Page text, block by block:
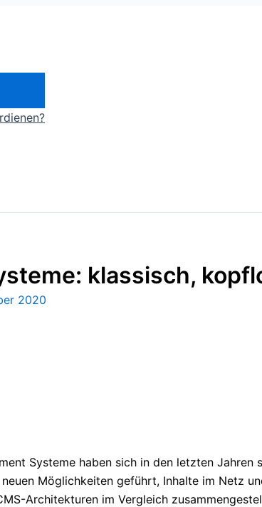
klassisch,
2020
Systeme haben sich in den letzten
Möglichkeiten geführt, Inhalte im Netz
Architekturen im Vergleich